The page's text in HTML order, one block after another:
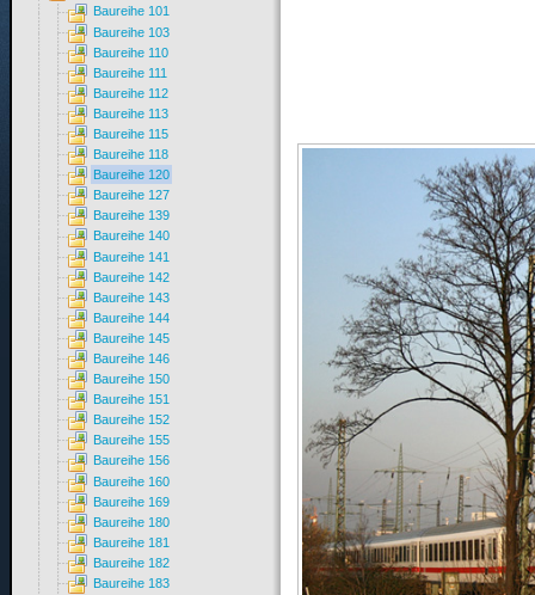
Baureihe 101
Baureihe 103
Baureihe 110
Baureihe 111
Baureihe 112
Baureihe 113
Baureihe 115
Baureihe 118
Baureihe 120
Baureihe 127
Baureihe 139
Baureihe 140
Baureihe 141
Baureihe 142
Baureihe 143
Baureihe 144
Baureihe 145
Baureihe 146
Baureihe 150
Baureihe 151
Baureihe 152
Baureihe 155
Baureihe 156
Baureihe 160
Baureihe 169
Baureihe 180
Baureihe 181
Baureihe 182
Baureihe 183